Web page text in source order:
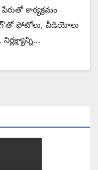
పేరుతో కార్యక్రమం
ఫోటోలు, వీడియోలు